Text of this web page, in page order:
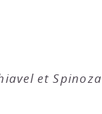
et Spinoza